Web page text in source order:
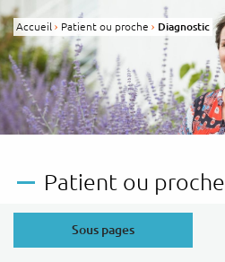
Accueil Patient ou proche Page active :
Diagnostic
Patient ou proche
Sous pages